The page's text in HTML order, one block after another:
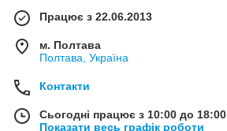
Працює з 22.06.2013
м. Полтава
Полтава, Україна
Контакти
Сьогодні працює з 10:00 до 18:00
Показати весь графік роботи